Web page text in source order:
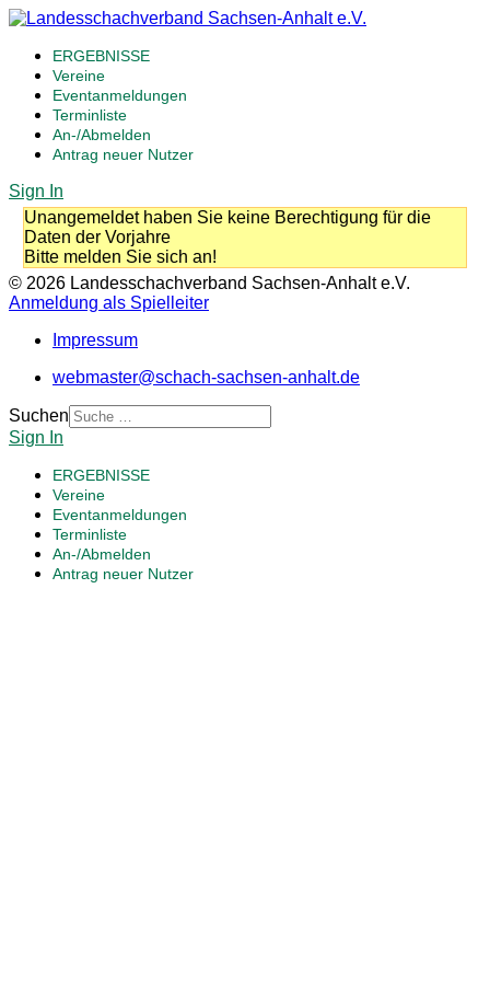
ERGEBNISSE
Vereine
Eventanmeldungen
Terminliste
An-/Abmelden
Antrag neuer Nutzer
Sign In
Unangemeldet haben Sie keine Berechtigung für die
Daten der Vorjahre
Bitte melden Sie sich an!
© 2026 Landesschachverband Sachsen-Anhalt e.V.
Anmeldung als Spielleiter
Impressum
webmaster@schach-sachsen-anhalt.de
Suchen
Sign In
ERGEBNISSE
Vereine
Eventanmeldungen
Terminliste
An-/Abmelden
Antrag neuer Nutzer